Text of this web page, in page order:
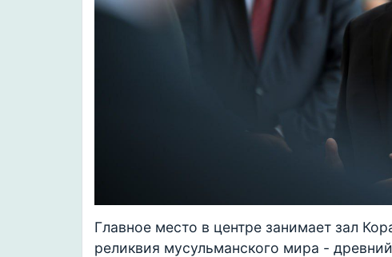
Главное место в центре занимает зал
реликвия мусульманского мира -